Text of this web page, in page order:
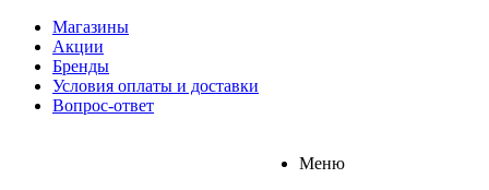
Магазины
Акции
Бренды
Условия оплаты и доставки
Вопрос-ответ
Меню